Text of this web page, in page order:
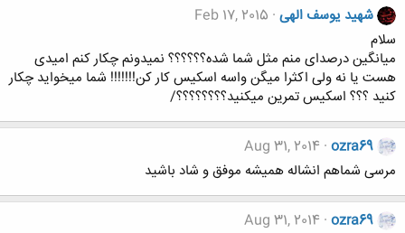
شهید یوسف الهی Feb 17, 2015
سلام
میانگین درصدای منم مثل شما شده؟؟؟؟؟؟ نمیدونم چکار کنم امیدی
هست یا نه ولی اکثرا میگن واسه اسکیس کار کن!!!!!!! شما میخواید چکار
کنید ؟؟؟ اسکیس تمرین میکنید؟؟؟؟؟؟؟؟/
ozra69
Aug 31, 2014
مرسی شماهم انشاله همیشه موفق و شاد باشید
ozra69
Aug 31, 2014